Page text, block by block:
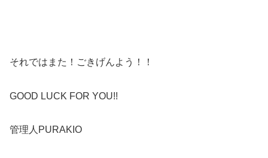
それではまた！ごきげんよう！！
GOOD LUCK FOR YOU!!
管理人PURAKIO